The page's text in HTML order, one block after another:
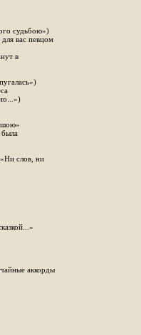
судьбою»)
вас певцом
в
слов, ни
аккорды